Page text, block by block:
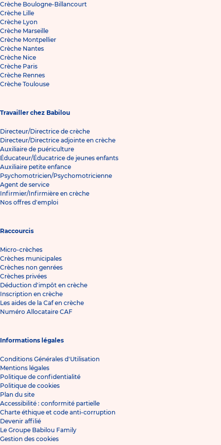
Crèche Boulogne-Billancourt
Crèche Lille
Crèche Lyon
Crèche Marseille
Crèche Montpellier
Crèche Nantes
Crèche Nice
Crèche Paris
Crèche Rennes
Crèche Toulouse
Travailler chez Babilou
Directeur/Directrice de crèche
Directeur/Directrice adjointe en crèche
Auxiliaire de puériculture
Éducateur/Éducatrice de jeunes enfants
Auxiliaire petite enfance
Psychomotricien/Psychomotricienne
Agent de service
Infirmier/Infirmière en crèche
Nos offres d'emploi
Raccourcis
Micro-crèches
Crèches municipales
Crèches non genrées
Crèches privées
Déduction d'impôt en crèche
Inscription en crèche
Les aides de la Caf en crèche
Numéro Allocataire CAF
Informations légales
Conditions Générales d'Utilisation
Mentions légales
Politique de confidentialité
Politique de cookies
Plan du site
Accessibilité : conformité partielle
Charte éthique et code anti-corruption
Devenir affilié
Le Groupe Babilou Family
Gestion des cookies